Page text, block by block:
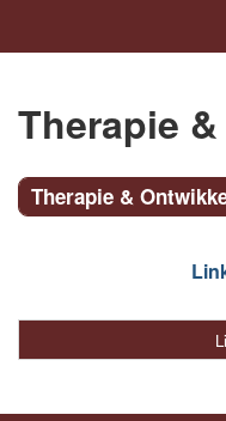
Therapie
Therapie &